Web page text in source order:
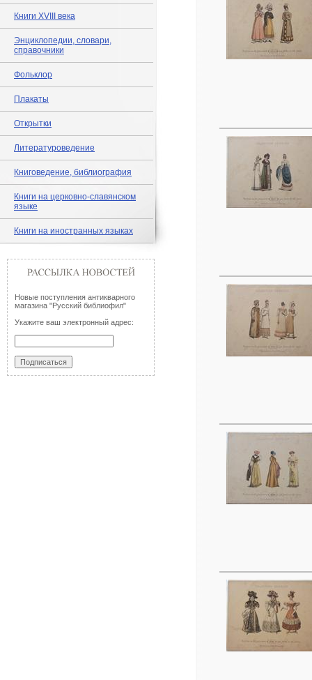
Книги XVIII века
Энциклопедии, словари,
справочники
Фольклор
Плакаты
Открытки
Литературоведение
Книговедение, библиография
Книги на церковно-славянском
языке
Книги на иностранных языках
Новые поступления антикварного
магазина "Русский библиофил"
Укажите ваш электронный адрес: